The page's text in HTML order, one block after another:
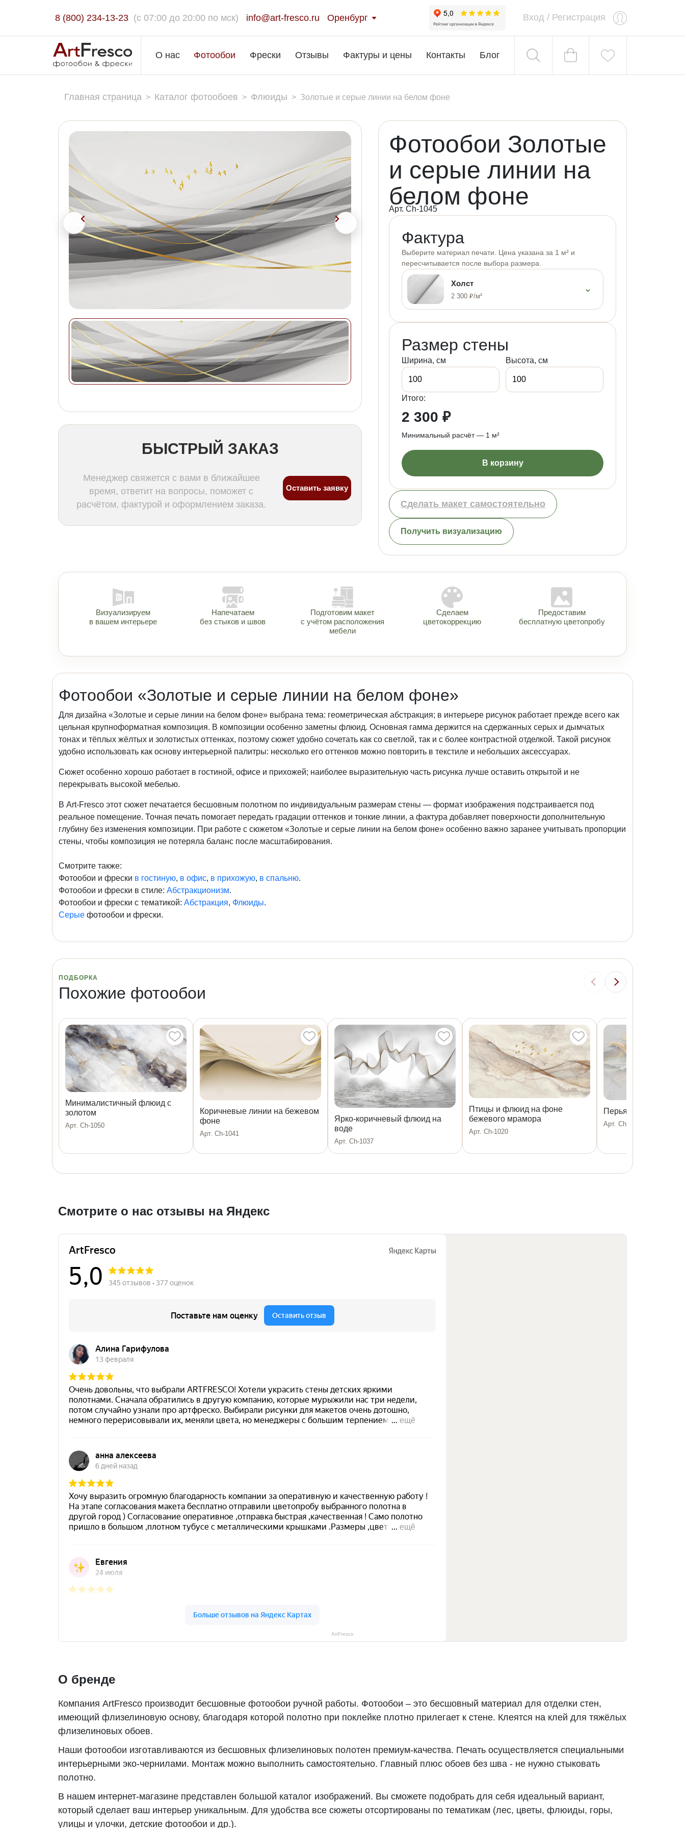
8 (800) 234-13-23 (c 07:00 до 20:00 по мск) info@art-fresco.ru Оренбург Вход / Регистрация
О нас Фотообои Фрески Отзывы Фактуры и цены Контакты Блог
Главная страница > Каталог фотообоев > Флюиды > Золотые и серые линии на белом фоне
БЫСТРЫЙ ЗАКАЗ
Менеджер свяжется с вами в ближайшее
время, ответит на вопросы, поможет с
расчётом, фактурой и оформлением заказа.
Оставить заявку
Фотообои Золотые
и серые линии на
белом фоне
Арт. Ch-1045
Фактура
Выберите материал печати. Цена указана за 1 м² и
пересчитывается после выбора размера.
Холст
2 300 ₽/м²
⌄
Размер стены
Ширина, см Высота, см
Итого:
2 300 ₽
Минимальный расчёт — 1 м²
В корзину
Сделать макет самостоятельно
Получить визуализацию
Визуализируем
в вашем интерьере
Напечатаем
без стыков и швов
Подготовим макет
с учётом расположения
мебели
Сделаем
цветокоррекцию
Предоставим
бесплатную цветопробу
Фотообои «Золотые и серые линии на белом фоне»
Для дизайна «Золотые и серые линии на белом фоне» выбрана тема: геометрическая абстракция; в интерьере рисунок работает прежде всего как
цельная крупноформатная композиция. В композиции особенно заметны флюид. Основная гамма держится на сдержанных серых и дымчатых
тонах и тёплых жёлтых и золотистых оттенках, поэтому сюжет удобно сочетать как со светлой, так и с более контрастной отделкой. Такой рисунок
удобно использовать как основу интерьерной палитры: несколько его оттенков можно повторить в текстиле и небольших аксессуарах.
Сюжет особенно хорошо работает в гостиной, офисе и прихожей; наиболее выразительную часть рисунка лучше оставить открытой и не
перекрывать высокой мебелью.
В Art-Fresco этот сюжет печатается бесшовным полотном по индивидуальным размерам стены — формат изображения подстраивается под
реальное помещение. Точная печать помогает передать градации оттенков и тонкие линии, а фактура добавляет поверхности дополнительную
глубину без изменения композиции. При работе с сюжетом «Золотые и серые линии на белом фоне» особенно важно заранее учитывать пропорции
стены, чтобы композиция не потеряла баланс после масштабирования.
Смотрите также:
Фотообои и фрески в гостиную, в офис, в прихожую, в спальню.
Фотообои и фрески в стиле: Абстракционизм.
Фотообои и фрески с тематикой: Абстракция, Флюиды.
Серые фотообои и фрески.
ПОДБОРКА
Похожие фотообои
Минималистичный флюид с
золотом
Арт. Ch-1050
Коричневые линии на бежевом
фоне
Арт. Ch-1041
Ярко-коричневый флюид на
воде
Арт. Ch-1037
Птицы и флюид на фоне
бежевого мрамора
Арт. Ch-1020
Перья и флюид на
Арт. Ch-1019
Смотрите о нас отзывы на Яндекс
ArtFresco
О бренде
Компания ArtFresco производит бесшовные фотообои ручной работы. Фотообои – это бесшовный материал для отделки стен,
имеющий флизелиновую основу, благодаря которой полотно при поклейке плотно прилегает к стене. Клеятся на клей для тяжёлых
флизелиновых обоев.
Наши фотообои изготавливаются из бесшовных флизелиновых полотен премиум-качества. Печать осуществляется специальными
интерьерными эко-чернилами. Монтаж можно выполнить самостоятельно. Главный плюс обоев без шва - не нужно стыковать
полотно.
В нашем интернет-магазине представлен большой каталог изображений. Вы сможете подобрать для себя идеальный вариант,
который сделает ваш интерьер уникальным. Для удобства все сюжеты отсортированы по тематикам (лес, цветы, флюиды, горы,
улицы и улочки, детские фотообои и др.).